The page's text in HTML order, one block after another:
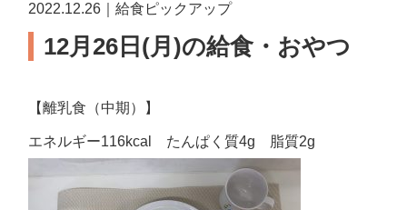
2022.12.26｜給食ピックアップ
12月26日(月)の給食・おやつ
【離乳食（中期）】
エネルギー116kcal たんぱく質4g 脂質2g